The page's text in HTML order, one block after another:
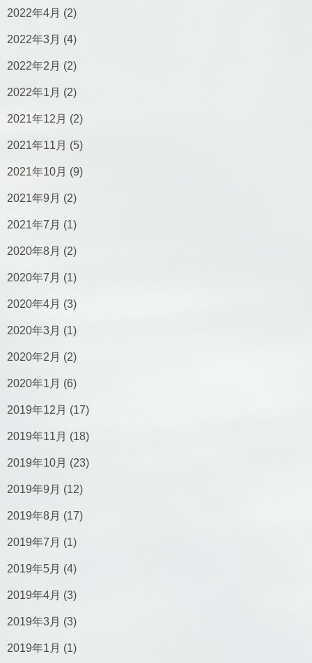
2022年4月 (2)
2022年3月 (4)
2022年2月 (2)
2022年1月 (2)
2021年12月 (2)
2021年11月 (5)
2021年10月 (9)
2021年9月 (2)
2021年7月 (1)
2020年8月 (2)
2020年7月 (1)
2020年4月 (3)
2020年3月 (1)
2020年2月 (2)
2020年1月 (6)
2019年12月 (17)
2019年11月 (18)
2019年10月 (23)
2019年9月 (12)
2019年8月 (17)
2019年7月 (1)
2019年5月 (4)
2019年4月 (3)
2019年3月 (3)
2019年1月 (1)